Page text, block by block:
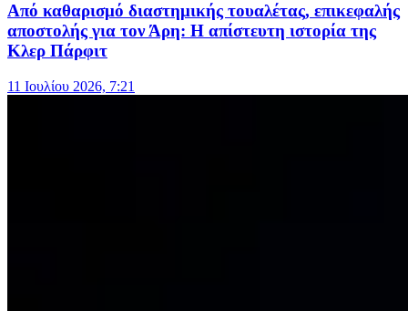
Από καθαρισμό διαστημικής τουαλέτας, επικεφαλής
αποστολής για τον Άρη: Η απίστευτη ιστορία της
Κλερ Πάρφιτ
11 Ιουλίου 2026, 7:21